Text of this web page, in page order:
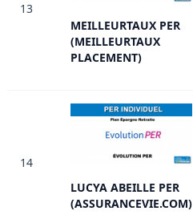
13
MEILLEURTAUX PER
(MEILLEURTAUX
PLACEMENT)
14
LUCYA ABEILLE PER
(ASSURANCEVIE.COM)